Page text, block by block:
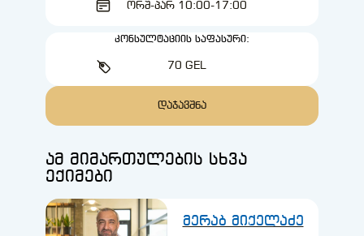
ᲝᲠᲨ-ᲞᲐᲠ 10:00-17:00
ᲙᲝᲜᲡᲣᲚᲢᲐᲪᲘᲘᲡ ᲡᲐᲤᲐᲡᲣᲠᲘ:
70 GEL
ᲓᲐᲯᲐᲕᲨᲜᲐ
ამ მიმართულების სხვა
ექიმები
მერაბ მიქელაძე